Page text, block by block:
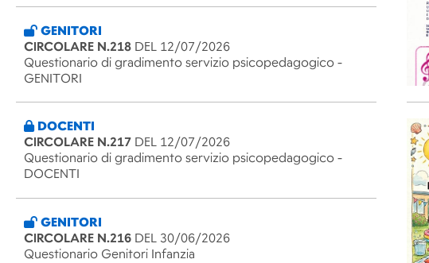
GENITORI
CIRCOLARE N.218 DEL 12/07/2026
Questionario di gradimento servizio psicopedagogico -
GENITORI
DOCENTI
CIRCOLARE N.217 DEL 12/07/2026
Questionario di gradimento servizio psicopedagogico -
DOCENTI
GENITORI
CIRCOLARE N.216 DEL 30/06/2026
Questionario Genitori Infanzia